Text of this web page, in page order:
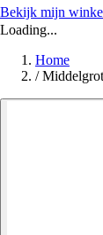
Bekijk mijn
Loading...
Home
/